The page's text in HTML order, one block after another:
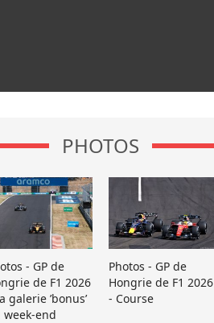
PHOTOS
- GP de
de F1 2026
galerie ’bonus’
week-end
Photos - GP de
Hongrie de F1 2026
- Course